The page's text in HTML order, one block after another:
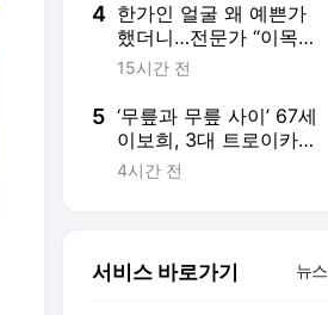
4 한가인 얼굴 왜 예쁜가
했더니…전문가 “이목구
비 주차 질서가 좋아”
15시간 전
5 ‘무릎과 무릎 사이’ 67세
이보희, 3대 트로이카→
생활형 유튜버…‘뽕’ 이
4시간 전
서비스 바로가기 뉴스